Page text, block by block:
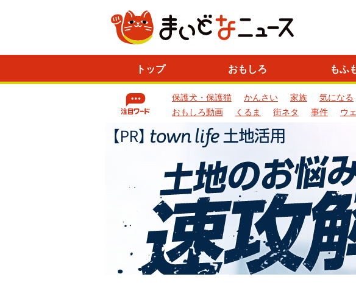
トップ おもしろ もふ
保護犬・保護猫 かんさい 家族 気になる
おもしろ動画
くるま 街ネタ 事件 ウ